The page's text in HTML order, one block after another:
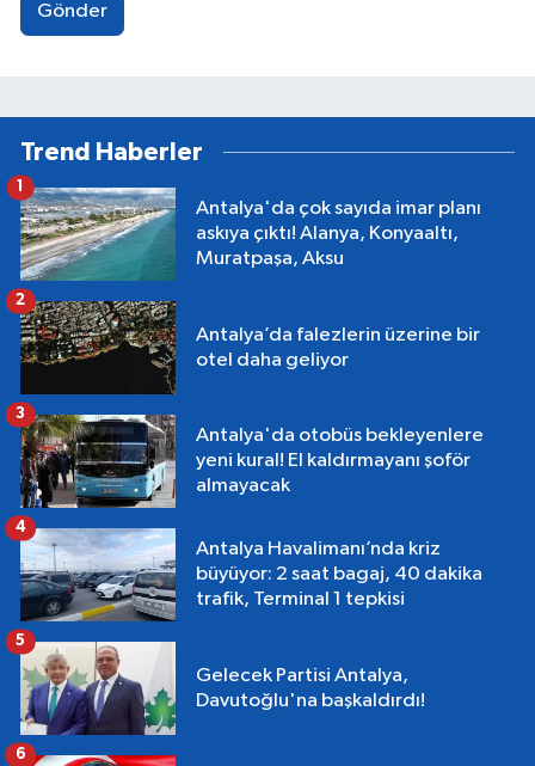
Gönder
Trend Haberler
Antalya'da çok sayıda imar planı
askıya çıktı! Alanya, Konyaaltı,
Muratpaşa, Aksu
1
Antalya’da falezlerin üzerine bir
otel daha geliyor
2
Antalya'da otobüs bekleyenlere
yeni kural! El kaldırmayanı şoför
almayacak
3
Antalya Havalimanı’nda kriz
büyüyor: 2 saat bagaj, 40 dakika
trafik, Terminal 1 tepkisi
4
Gelecek Partisi Antalya,
Davutoğlu'na başkaldırdı!
5
6